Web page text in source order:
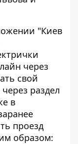
"Киев
через
свой
раздел
в
проезд
образом: